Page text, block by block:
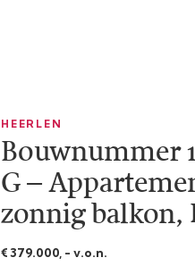
HEERLEN
Bouwnummer
G –
zonnig balkon,
€ 379.000, - v.o.n.